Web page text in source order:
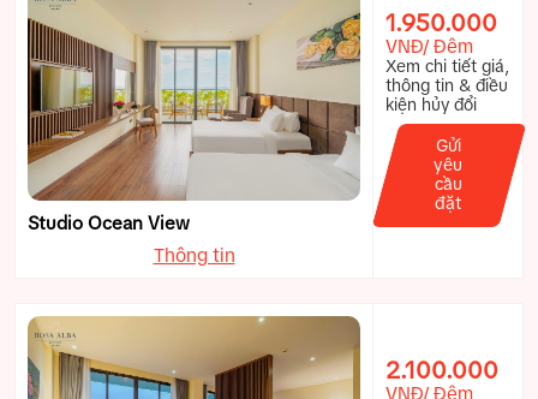
Studio Ocean View
Thông tin
1.950.000
VNĐ/ Đêm
Xem chi tiết giá,
thông tin & điều
kiện hủy đổi
Gửi
yêu
cầu
đặt
2.100.000
VNĐ/ Đêm